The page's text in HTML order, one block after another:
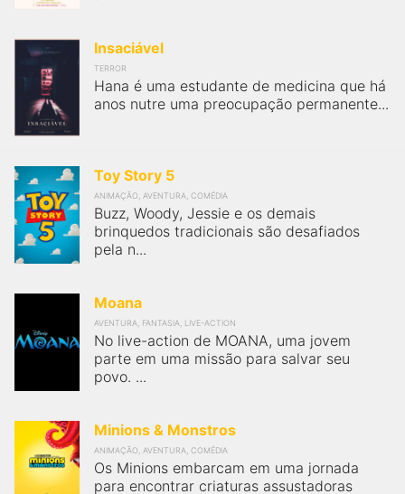
Insaciável
TERROR
Hana é uma estudante de medicina que há
anos nutre uma preocupação permanente...
Toy Story 5
ANIMAÇÃO, AVENTURA, COMÉDIA
Buzz, Woody, Jessie e os demais
brinquedos tradicionais são desafiados
pela n...
Moana
AVENTURA, FANTASIA, LIVE-ACTION
No live-action de MOANA, uma jovem
parte em uma missão para salvar seu
povo. ...
Minions & Monstros
ANIMAÇÃO, AVENTURA, COMÉDIA
Os Minions embarcam em uma jornada
para encontrar criaturas assustadoras
trailers e muito mais.